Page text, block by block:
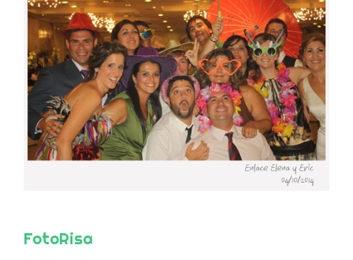
FotoRisa